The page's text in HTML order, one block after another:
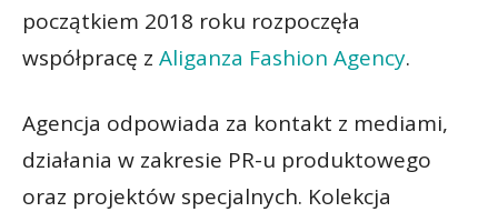
początkiem 2018 roku rozpoczęła
współpracę z Aliganza Fashion Agency.
Agencja odpowiada za kontakt z mediami,
działania w zakresie PR-u produktowego
oraz projektów specjalnych. Kolekcja